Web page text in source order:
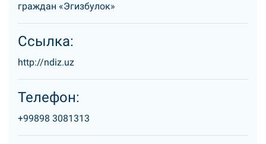
граждан «Эгизбулок»
Ссылка:
http://ndiz.uz
Телефон:
+99898 3081313